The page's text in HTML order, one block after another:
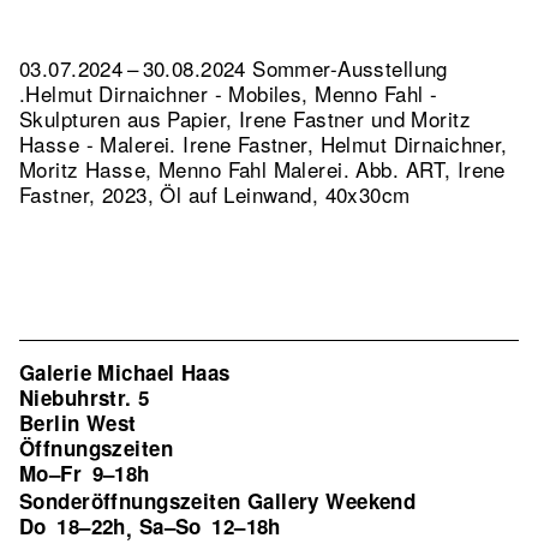
03.07.2024 – 30.08.2024 Sommer-Ausstellung
.Helmut Dirnaichner - Mobiles, Menno Fahl -
Skulpturen aus Papier, Irene Fastner und Moritz
Hasse - Malerei. Irene Fastner, Helmut Dirnaichner,
Moritz Hasse, Menno Fahl Malerei.Abb. ART, Irene
Fastner, 2023, Öl auf Leinwand, 40x30cm
Galerie Michael Haas
Niebuhrstr. 5
Berlin West
Öffnungszeiten
Mo–Fr 9–18h
Sonderöffnungszeiten Gallery Weekend
Do 18–22h, Sa–So 12–18h